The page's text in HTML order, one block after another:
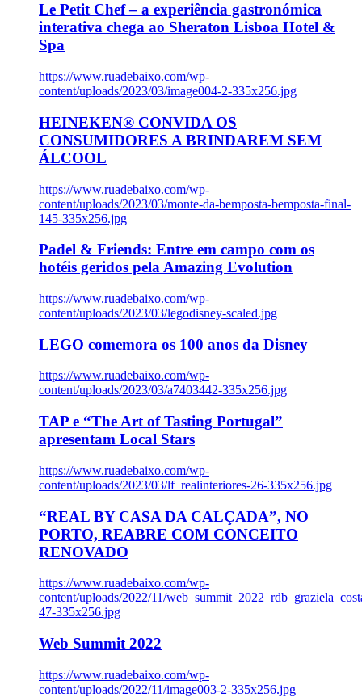
Le Petit Chef – a experiência gastronómica
interativa chega ao Sheraton Lisboa Hotel &
Spa
https://www.ruadebaixo.com/wp-
content/uploads/2023/03/image004-2-335x256.jpg
HEINEKEN® CONVIDA OS
CONSUMIDORES A BRINDAREM SEM
ÁLCOOL
https://www.ruadebaixo.com/wp-
content/uploads/2023/03/monte-da-bemposta-bemposta-final-
145-335x256.jpg
Padel & Friends: Entre em campo com os
hotéis geridos pela Amazing Evolution
https://www.ruadebaixo.com/wp-
content/uploads/2023/03/legodisney-scaled.jpg
LEGO comemora os 100 anos da Disney
https://www.ruadebaixo.com/wp-
content/uploads/2023/03/a7403442-335x256.jpg
TAP e “The Art of Tasting Portugal”
apresentam Local Stars
https://www.ruadebaixo.com/wp-
content/uploads/2023/03/lf_realinteriores-26-335x256.jpg
“REAL BY CASA DA CALÇADA”, NO
PORTO, REABRE COM CONCEITO
RENOVADO
https://www.ruadebaixo.com/wp-
content/uploads/2022/11/
47-335x256.jpg
Web Summit 2022
https://www.ruadebaixo.com/wp-
content/uploads/2022/11/image003-2-335x256.jpg